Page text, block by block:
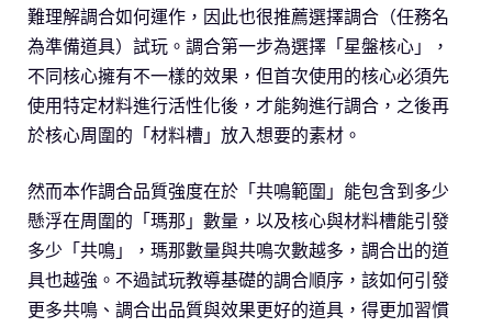
難理解調合如何運作，因此也很推薦選擇調合（任務名
為準備道具）試玩。調合第一步為選擇「星盤核心」，
不同核心擁有不一樣的效果，但首次使用的核心必須先
使用特定材料進行活性化後，才能夠進行調合，之後再
於核心周圍的「材料槽」放入想要的素材。
然而本作調合品質強度在於「共鳴範圍」能包含到多少
懸浮在周圍的「瑪那」數量，以及核心與材料槽能引發
多少「共鳴」，瑪那數量與共鳴次數越多，調合出的道
具也越強。不過試玩教導基礎的調合順序，該如何引發
更多共鳴、調合出品質與效果更好的道具，得更加習慣